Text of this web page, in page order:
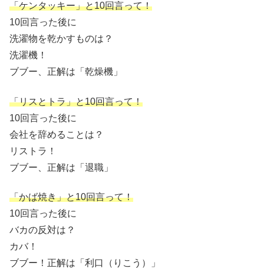
「ケンタッキー」と10回言って！
10回言った後に
洗濯物を乾かすものは？
洗濯機！
ブブー、正解は「乾燥機」
「リスとトラ」と10回言って！
10回言った後に
会社を辞めることは？
リストラ！
ブブー、正解は「退職」
「かば焼き」と10回言って！
10回言った後に
バカの反対は？
カバ！
ブブー！正解は「利口（りこう）」